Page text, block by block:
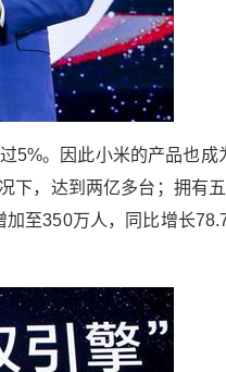
5%。因此小米的产品也成
下，达到两亿多台；拥有
至350万人，同比增长